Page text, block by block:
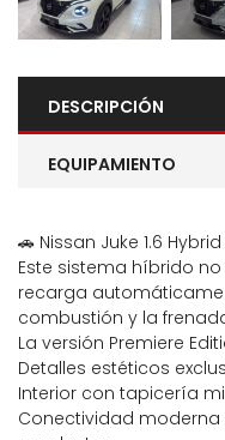
DESCRIPCIÓN
EQUIPAMIENTO
🚗 Nissan Juke 1.6
Este sistema híbrido
recarga
combustión y la
La versión Premiere
Detalles estéticos
Interior con tapicería
Conectividad